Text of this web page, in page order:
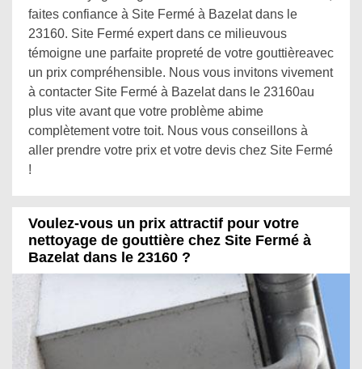
faites confiance à Site Fermé à Bazelat dans le
23160. Site Fermé expert dans ce milieuvous
témoigne une parfaite propreté de votre gouttièreavec
un prix compréhensible. Nous vous invitons vivement
à contacter Site Fermé à Bazelat dans le 23160au
plus vite avant que votre problème abime
complètement votre toit. Nous vous conseillons à
aller prendre votre prix et votre devis chez Site Fermé
!
Voulez-vous un prix attractif pour votre
nettoyage de gouttière chez Site Fermé à
Bazelat dans le 23160 ?